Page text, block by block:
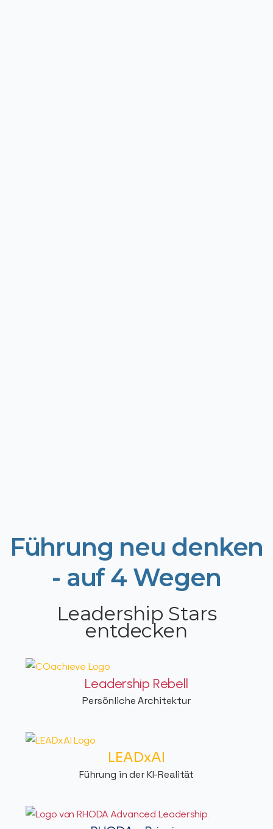
Führung neu denken
- auf 4 Wegen
Leadership Stars
entdecken
Leadership Rebell
Persönliche Architektur
LEADxAI
Führung in der KI-Realität